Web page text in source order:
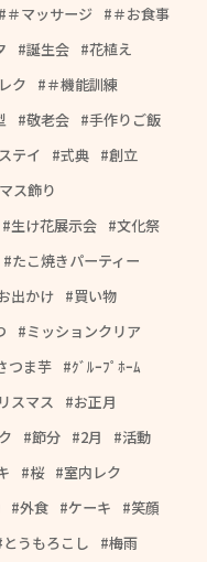
＃マッサージ
＃お食事
誕生会
花植え
レク
＃機能訓練
敬老会
手作りご飯
テイ 式典
創立
ス飾り
生け花展示会
文化祭
たこ焼きパーティー
出かけ
買い物
ミッションクリア
つま芋
ｸﾞﾙｰﾌﾟﾎｰﾑ
スマス
お正月
節分 2月
活動
桜
室内レク
外食 ケーキ
笑顔
とうもろこし
梅雨